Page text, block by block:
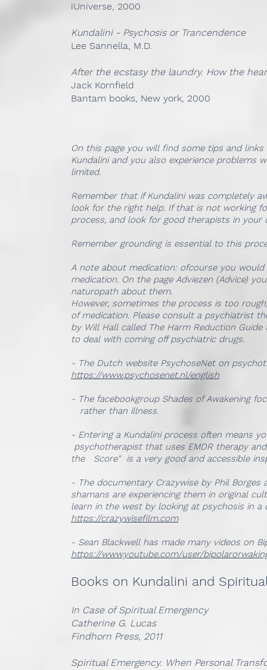
iUniverse, 2000
Kundalini - Psychosis or Trancendence
Lee Sannella, M.D.
After the ecstasy the laundry. How the
Jack Kornfield
Bantam books, New york, 2000
On this page you will find some tips and
Kundalini and you also experience problems
limited.
Remember that if Kundalini was completely
look for the right help. If that is not working
process, and look for good therapists in
Remember grounding is essential to this
A note about medication: ofcourse you
medication. On the page Adviezen (Advice)
naturopath about them.
However, sometimes the process is too
of medication. Please consult a psychiatrist
by Will Hall called The Harm Reduction
to deal with coming off psychiatric drugs.
- The Dutch website PsychoseNet on
https://www.psychosenet.nl/english
- The facebookgroup Shades of
rather than illness.
- Entering a Kundalini process often
psychotherapist that uses EMDR therapy
the Score" is a very good and accessible
- The documentary Crazywise by Phil
shamans are experiencing them in original
learn in the west by looking at psychosis in
https://crazywisefilm.com
- Sean Blackwell has made many videos on
https://www.youtube.com/user/
Books on Kundalini and
In Case of Spiritual Emergency
Catherine G. Lucas
Findhorn Press, 2011
Spiritual Emergency. When Personal